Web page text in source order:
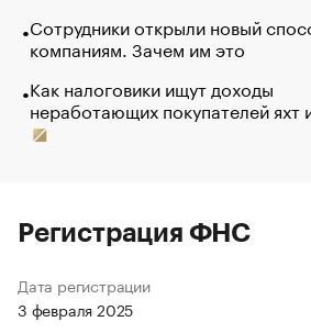
Сотрудники открыли новый
компаниям. Зачем им это
Как налоговики ищут доходы
неработающих покупателей яхт
Регистрация ФНС
Дата регистрации
3 февраля 2025